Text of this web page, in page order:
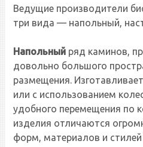
Ведущие производители
три вида — напольный,
Напольный ряд каминов,
довольно большого
размещения.
или с использованием
удобного перемещения по
изделия отличаются
форм, материалов и стилей